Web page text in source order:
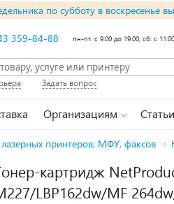
по субботу в воскресенье
359-84-88 пн-пт: с 9:00 до 19:00; сб: с
Задать вопрос
Организациям Статьи
принтеров, МФУ, факсов >
картридж
LBP162dw/MF